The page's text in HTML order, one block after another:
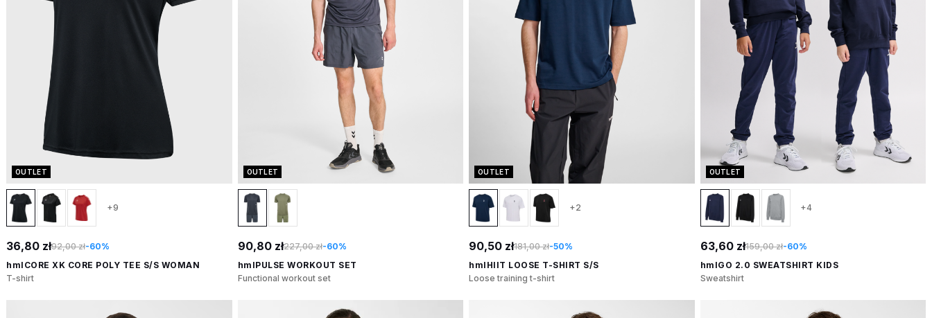
OUTLET
+9
36,80 zł92,00 zł-60%
hmlCORE XK CORE POLY TEE S/S WOMAN
T-shirt
OUTLET
90,80 zł227,00 zł-60%
hmlPULSE WORKOUT SET
Functional workout set
OUTLET
+2
90,50 zł181,00 zł-50%
hmlHIIT LOOSE T-SHIRT S/S
Loose training t-shirt
OUTLET
+4
63,60 zł159,00 zł-60%
hmlGO 2.0 SWEATSHIRT KIDS
Sweatshirt